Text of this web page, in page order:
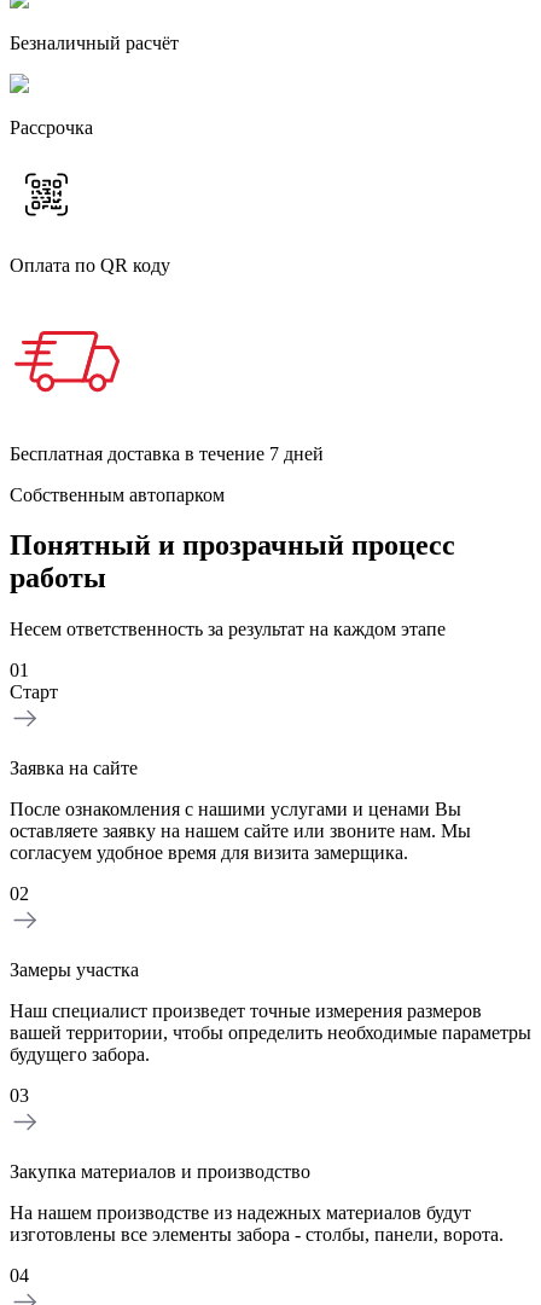
Безналичный расчёт
Рассрочка
Оплата по QR коду
Бесплатная доставка в течение 7 дней
Собственным автопарком
Понятный и прозрачный процесс
работы
Несем ответственность за результат на каждом этапе
01
Старт
Заявка на сайте
После ознакомления с нашими услугами и ценами Вы
оставляете заявку на нашем сайте или звоните нам. Мы
согласуем удобное время для визита замерщика.
02
Замеры участка
Наш специалист произведет точные измерения размеров
вашей территории, чтобы определить необходимые параметры
будущего забора.
03
Закупка материалов и производство
На нашем производстве из надежных материалов будут
изготовлены все элементы забора - столбы, панели, ворота.
04